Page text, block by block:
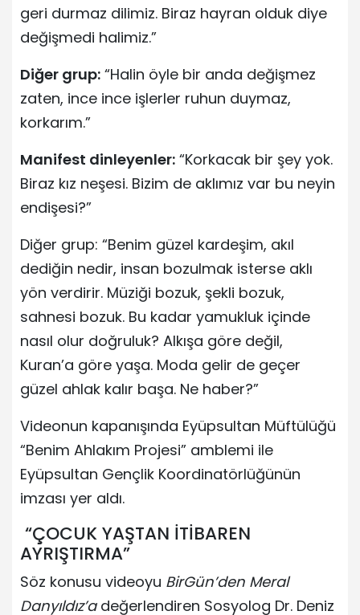
geri durmaz dilimiz. Biraz hayran olduk diye
değişmedi halimiz.”
Diğer grup: “Halin öyle bir anda değişmez
zaten, ince ince işlerler ruhun duymaz,
korkarım.”
Manifest dinleyenler: “Korkacak bir şey yok.
Biraz kız neşesi. Bizim de aklımız var bu neyin
endişesi?”
Diğer grup: “Benim güzel kardeşim, akıl
dediğin nedir, insan bozulmak isterse aklı
yön verdirir. Müziği bozuk, şekli bozuk,
sahnesi bozuk. Bu kadar yamukluk içinde
nasıl olur doğruluk? Alkışa göre değil,
Kuran’a göre yaşa. Moda gelir de geçer
güzel ahlak kalır başa. Ne haber?”
Videonun kapanışında Eyüpsultan Müftülüğü
“Benim Ahlakım Projesi” amblemi ile
Eyüpsultan Gençlik Koordinatörlüğünün
imzası yer aldı.
“ÇOCUK YAŞTAN İTİBAREN
AYRIŞTIRMA”
Söz konusu videoyu BirGün’den Meral
Danyıldız’adeğerlendiren Sosyolog Dr. Deniz